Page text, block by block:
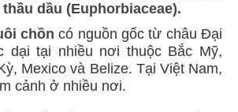
dầu (Euphorbiaceae).
chồn có nguồn gốc từ châu Đại
dại tại nhiều nơi thuộc Bắc Mỹ,
Mexico và Belize. Tại Việt Nam,
cảnh ở nhiều nơi.